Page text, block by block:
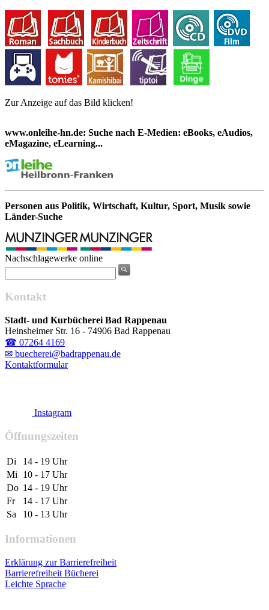
Zur Anzeige auf das Bild klicken!
www.onleihe-hn.de: Suche nach E-Medien: eBooks, eAudios,
eMagazine, eLearning...
Personen aus Politik, Wirtschaft, Kultur, Sport, Musik sowie
Länder-Suche
Nachschlagewerke online
Kontakt
Stadt- und Kurbücherei Bad Rappenau
Heinsheimer Str. 16 - 74906 Bad Rappenau
☎ 07264 4169
✉ buecherei@badrappenau.de
Kontaktformular
Instagram
Öffnungszeiten
Di
14 - 19 Uhr
Mi
10 - 17 Uhr
Do 14 - 19 Uhr
Fr
14 - 17 Uhr
Sa
10 - 13 Uhr
Informationen
Erklärung zur Barrierefreiheit
Barrierefreiheit Bücherei
Leichte Sprache